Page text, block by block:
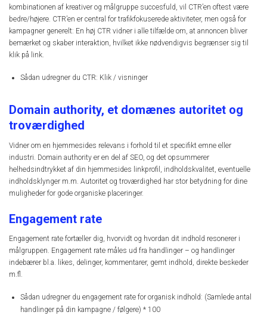
kombinationen af kreativer og målgruppe succesfuld, vil CTR’en oftest være
bedre/højere. CTR’en er central for trafikfokuserede aktiviteter, men også for
kampagner generelt: En høj CTR vidner i alle tilfælde om, at annoncen bliver
bemærket og skaber interaktion, hvilket ikke nødvendigvis begrænser sig til
klik på link.
Sådan udregner du CTR: Klik / visninger
Domain authority, et domænes autoritet og
troværdighed
Vidner om en hjemmesides relevans i forhold til et specifikt emne eller
industri. Domain authority er en del af SEO, og det opsummerer
helhedsindtrykket af din hjemmesides linkprofil, indholdskvalitet, eventuelle
indholdsklynger m.m. Autoritet og troværdighed har stor betydning for dine
muligheder for gode organiske placeringer.
Engagement rate
Engagement rate fortæller dig, hvorvidt og hvordan dit indhold resonerer i
målgruppen. Engagement rate måles ud fra handlinger – og handlinger
indebærer bl.a. likes, delinger, kommentarer, gemt indhold, direkte beskeder
m.fl.
Sådan udregner du engagement rate for organisk indhold: (Samlede antal
handlinger på din kampagne / følgere) * 100